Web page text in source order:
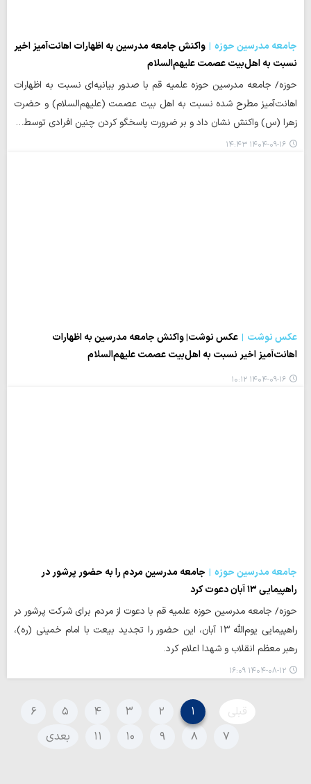
جامعه مدرسین حوزه
واکنش جامعه مدرسین به اظهارات اهانت‌آمیز اخیر
نسبت به اهل‌بیت عصمت علیهم‌السلام
حوزه/ جامعه مدرسین حوزه علمیه قم با صدور بیانیه‌ای نسبت به اظهارات
اهانت‌آمیز مطرح شده نسبت به اهل بیت عصمت (علیهم‌السلام) و حضرت
زهرا (س) واکنش نشان داد و بر ضرورت پاسخگو کردن چنین افرادی توسط…
۱۴۰۴-۰۹-۱۶ ۱۴:۴۳
عکس نوشت
عکس نوشت| واکنش جامعه مدرسین به اظهارات
اهانت‌آمیز اخیر نسبت به اهل‌بیت عصمت علیهم‌السلام
۱۴۰۴-۰۹-۱۶ ۱۰:۱۲
جامعه مدرسین حوزه
جامعه مدرسین مردم را به حضور پرشور در
راهپیمایی ۱۳ آبان دعوت کرد
حوزه/ جامعه مدرسین حوزه علمیه قم با دعوت از مردم برای شرکت پرشور در
راهپیمایی یوم‌الله ۱۳ آبان، این حضور را تجدید بیعت با امام خمینی (ره)،
رهبر معظم انقلاب و شهدا اعلام کرد.
۱۴۰۴-۰۸-۱۲ ۱۶:۰۹
قبلی ۱ ۲ ۳ ۴ ۵
۶
۷
۸ ۹ ۱۰ ۱۱ بعدی